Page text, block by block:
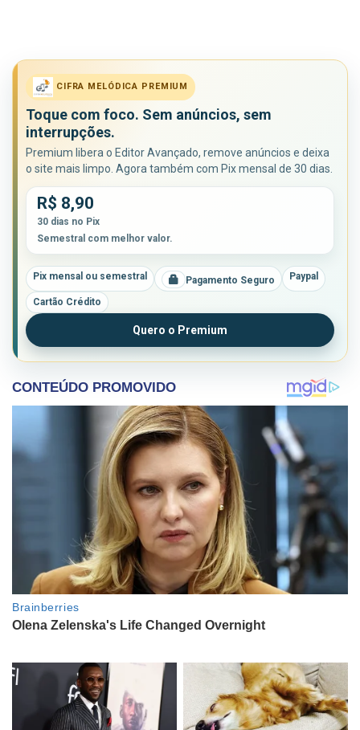
CIFRA MELÓDICA PREMIUM
Toque com foco. Sem anúncios, sem
interrupções.
Premium libera o Editor Avançado, remove anúncios e deixa
o site mais limpo. Agora também com Pix mensal de 30 dias.
R$ 8,90
30 dias no Pix
Semestral com melhor valor.
Pix mensal ou semestral Pagamento Seguro Paypal
Cartão Crédito
Quero o Premium